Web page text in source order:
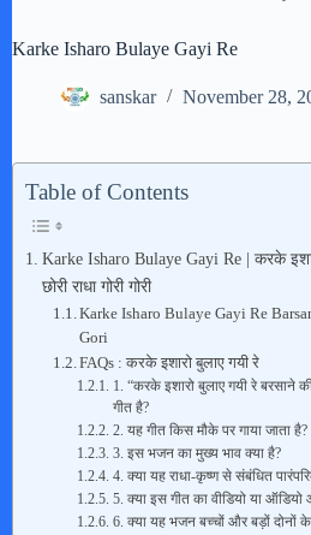
Karke Isharo Bulaye Gayi Re
sanskar November 28,
Table of Contents
Karke Isharo Bulaye Gayi Re | करके
छोरी राधा गोरी गोरी
Karke Isharo Bulaye Gayi Re
Gori
FAQs : करके इशारो बुलाए गयी रे
1. “करके इशारो बुलाए गयी रे बरसाने की
गीत है?
2. यह गीत किस मौके पर गाया जाता है?
3. इस भजन का मुख्य भाव क्या है?
4. क्या यह राधा-कृष्ण से संबंधित
5. क्या इस गीत का वीडियो या
6. क्या यह भजन बच्चों और बड़ों दोनों